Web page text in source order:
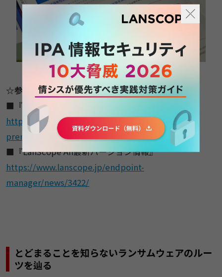
☆参考ページ
■『LanScope Cat最新バージョン情報』
https://www.lanscope.jp/endpoint-manager/on-
premises/product/new.html
■『LanScope An最新バージョン情報』
https://www.lanscope.jp/endpoint-
manager/news/3422/
とどまることを知らないランサムウェアのルー
ツを辿る